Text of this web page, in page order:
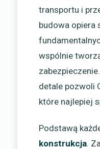
transportu i
budowa opiera
wspólnie
detale pozwoli
które najlepiej
Podstawą
konstrukcja.